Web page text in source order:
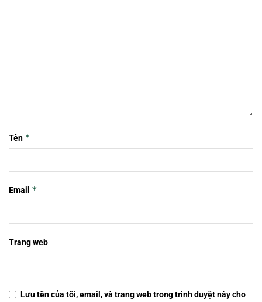
Tên *
Email *
Trang web
Lưu tên của tôi, email, và trang web trong trình duyệt này cho